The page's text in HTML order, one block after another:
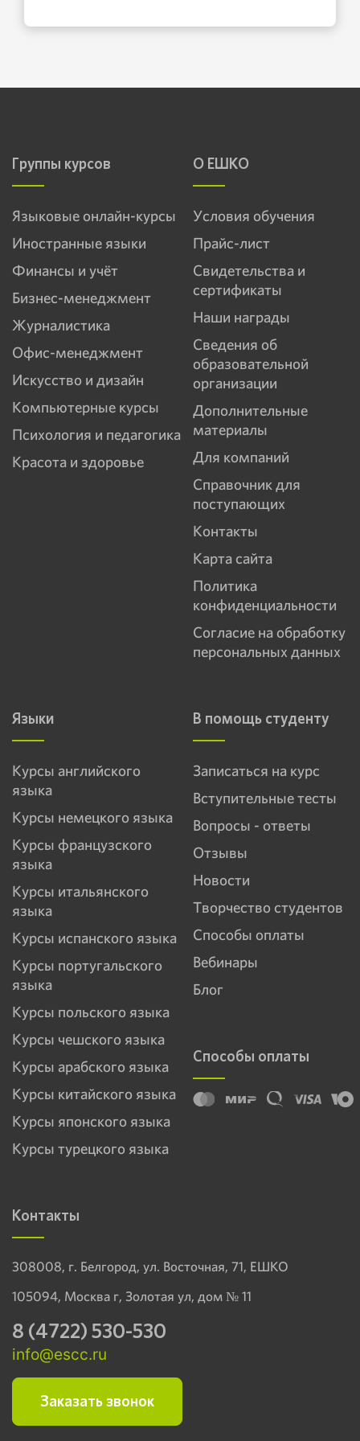
Группы курсов
Языковые онлайн-курсы
Иностранные языки
Финансы и учёт
Бизнес-менеджмент
Журналистика
Офис-менеджмент
Искусство и дизайн
Компьютерные курсы
Психология и педагогика
Красота и здоровье
О ЕШКО
Условия обучения
Прайс-лист
Свидетельства и
сертификаты
Наши награды
Сведения об
образовательной
организации
Дополнительные
материалы
Для компаний
Справочник для
поступающих
Контакты
Карта сайта
Политика
конфиденциальности
Согласие на обработку
персональных данных
В помощь студенту
Записаться на курс
Вступительные тесты
Вопросы - ответы
Отзывы
Новости
Творчество студентов
Способы оплаты
Вебинары
Блог
Способы оплаты
Языки
Курсы английского
языка
Курсы немецкого языка
Курсы французского
языка
Курсы итальянского
языка
Курсы испанского языка
Курсы португальского
языка
Курсы польского языка
Курсы чешского языка
Курсы арабского языка
Курсы китайского языка
Курсы японского языка
Курсы турецкого языка
Контакты
308008, г. Белгород, ул. Восточная, 71, ЕШКО
105094, Москва г, Золотая ул, дом № 11
8 (4722) 530-530
info@escc.ru
Заказать звонок